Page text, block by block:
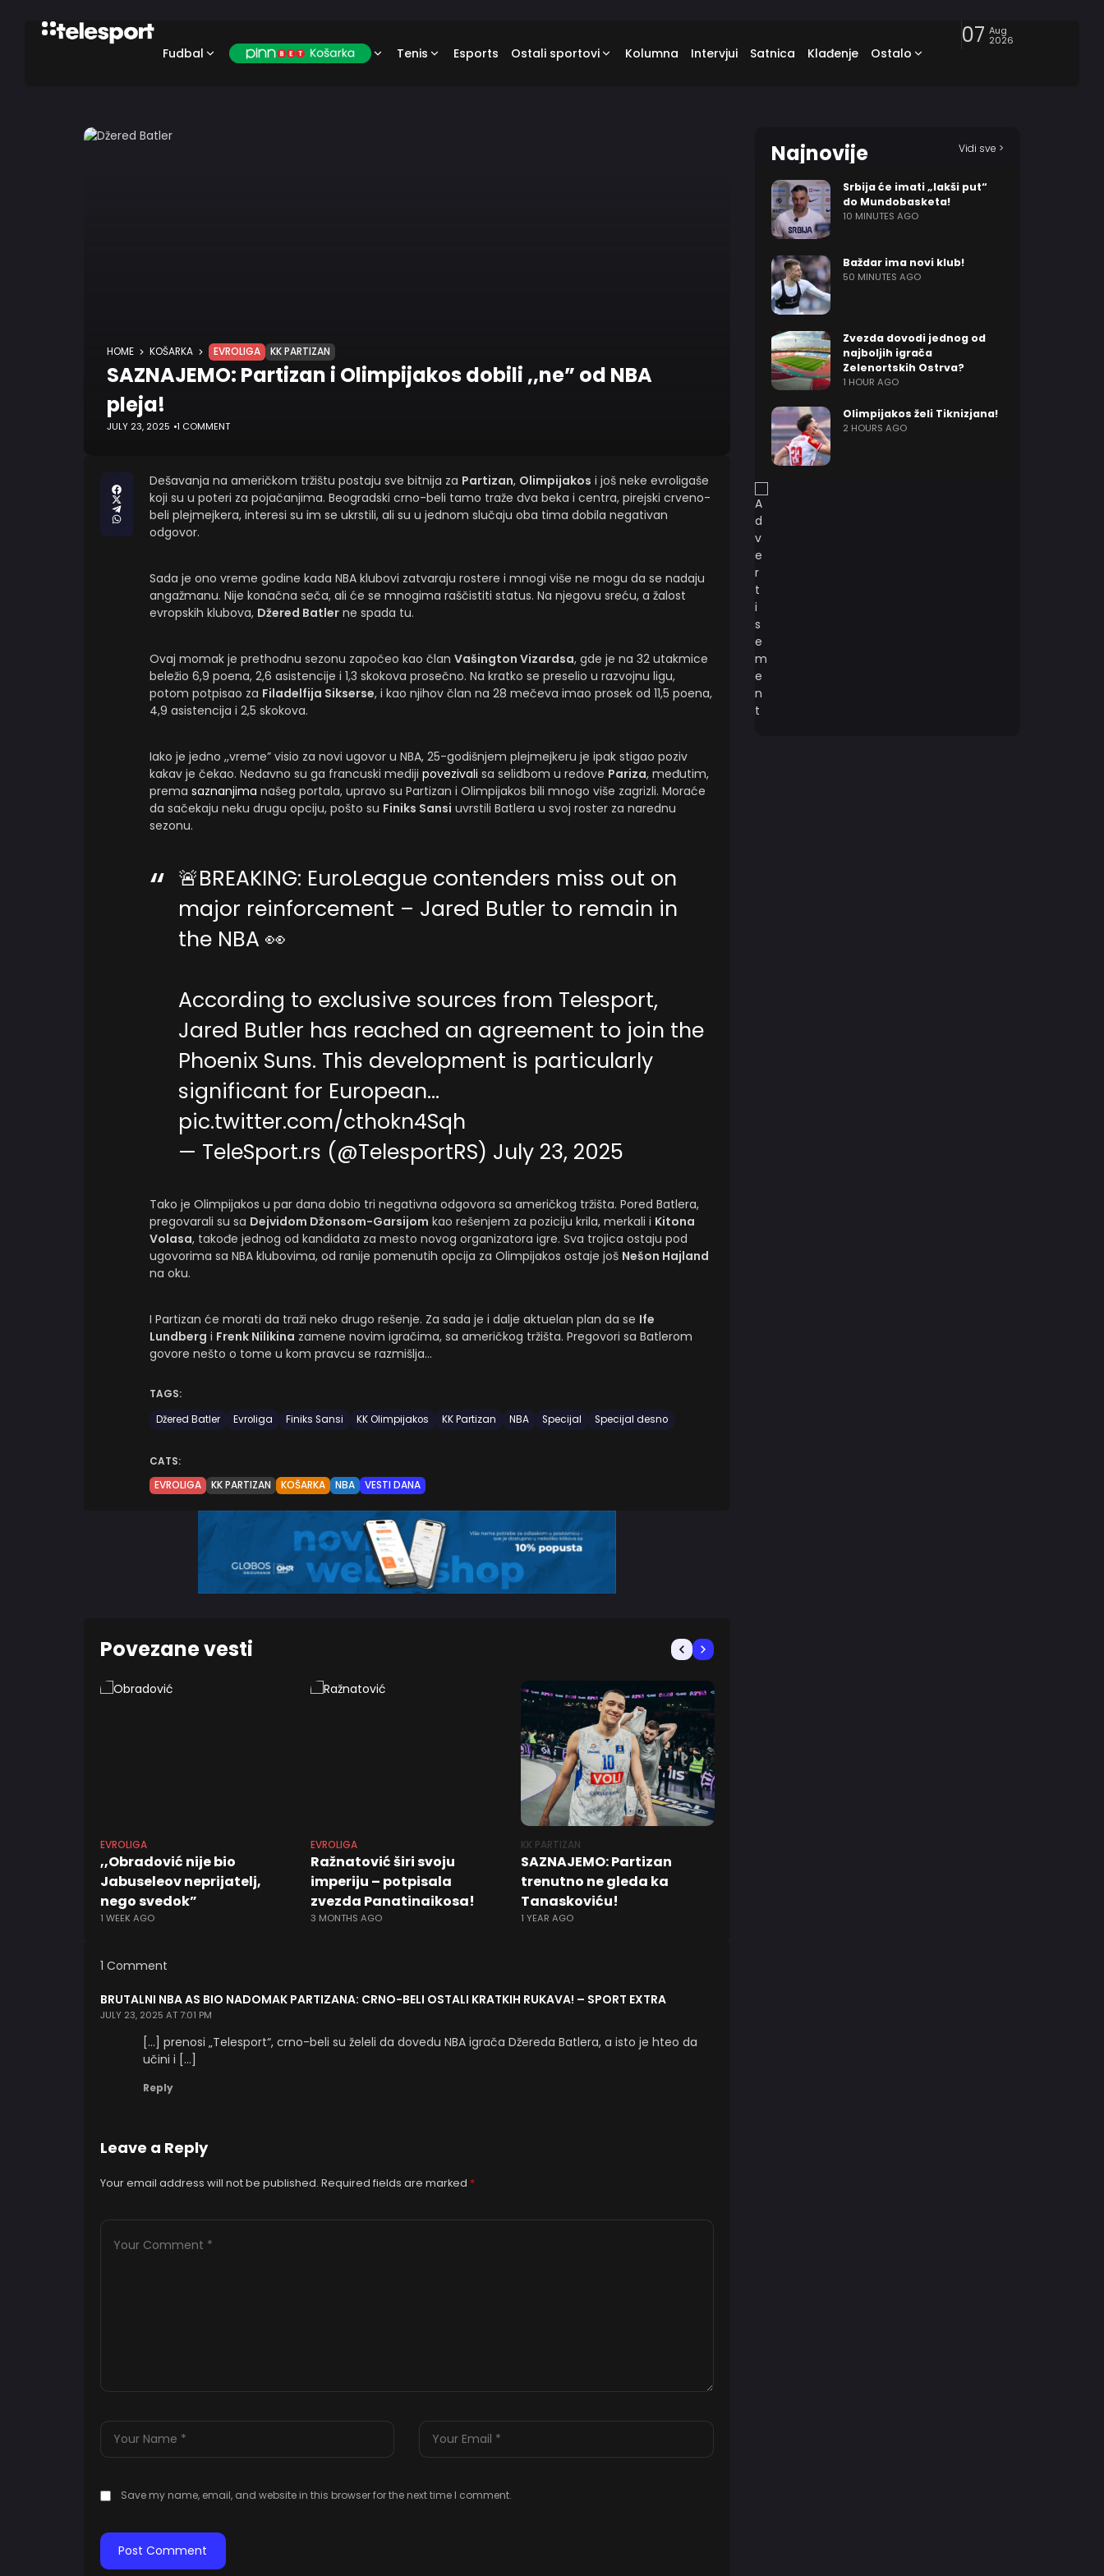
Fudbal Tenis Esports Ostali sportovi Kolumna Intervjui Satnica Klađenje Ostalo
07 Aug
2026
HOME KOŠARKA EVROLIGA KK PARTIZAN
SAZNAJEMO: Partizan i Olimpijakos dobili ,,ne” od NBA
pleja!
JULY 23, 2025 1 COMMENT
Dešavanja na američkom tržištu postaju sve bitnija za Partizan, Olimpijakos i još neke evroligaše
koji su u poteri za pojačanjima. Beogradski crno-beli tamo traže dva beka i centra, pirejski crveno-
beli plejmejkera, interesi su im se ukrstili, ali su u jednom slučaju oba tima dobila negativan
odgovor.
Sada je ono vreme godine kada NBA klubovi zatvaraju rostere i mnogi više ne mogu da se nadaju
angažmanu. Nije konačna seča, ali će se mnogima raščistiti status. Na njegovu sreću, a žalost
evropskih klubova, Džered Batler ne spada tu.
Ovaj momak je prethodnu sezonu započeo kao član Vašington Vizardsa, gde je na 32 utakmice
beležio 6,9 poena, 2,6 asistencije i 1,3 skokova prosečno. Na kratko se preselio u razvojnu ligu,
potom potpisao za Filadelfija Sikserse, i kao njihov član na 28 mečeva imao prosek od 11,5 poena,
4,9 asistencija i 2,5 skokova.
Iako je jedno ,,vreme” visio za novi ugovor u NBA, 25-godišnjem plejmejkeru je ipak stigao poziv
kakav je čekao. Nedavno su ga francuski mediji povezivali sa selidbom u redove Pariza, međutim,
prema saznanjima našeg portala, upravo su Partizan i Olimpijakos bili mnogo više zagrizli. Moraće
da sačekaju neku drugu opciju, pošto su Finiks Sansi uvrstili Batlera u svoj roster za narednu
sezonu.
🚨BREAKING: EuroLeague contenders miss out on
major reinforcement – Jared Butler to remain in
the NBA 👀
According to exclusive sources from Telesport,
Jared Butler has reached an agreement to join the
Phoenix Suns. This development is particularly
significant for European…
pic.twitter.com/cthokn4Sqh
— TeleSport.rs (@TelesportRS) July 23, 2025
Tako je Olimpijakos u par dana dobio tri negativna odgovora sa američkog tržišta. Pored Batlera,
pregovarali su sa Dejvidom Džonsom-Garsijom kao rešenjem za poziciju krila, merkali i Kitona
Volasa, takođe jednog od kandidata za mesto novog organizatora igre. Sva trojica ostaju pod
ugovorima sa NBA klubovima, od ranije pomenutih opcija za Olimpijakos ostaje još Nešon Hajland
na oku.
I Partizan će morati da traži neko drugo rešenje. Za sada je i dalje aktuelan plan da se Ife
Lundberg i Frenk Nilikina zamene novim igračima, sa američkog tržišta. Pregovori sa Batlerom
govore nešto o tome u kom pravcu se razmišlja…
TAGS:
Džered Batler
Evroliga Finiks Sansi KK Olimpijakos KK Partizan NBA Specijal Specijal desno
CATS:
EVROLIGA
KK PARTIZAN KOŠARKA NBA VESTI DANA
Povezane vesti
EVROLIGA
,,Obradović nije bio
Jabuseleov neprijatelj,
nego svedok”
1 WEEK AGO
EVROLIGA
Ražnatović širi svoju
imperiju – potpisala
zvezda Panatinaikosa!
3 MONTHS AGO
KK PARTIZAN
SAZNAJEMO: Partizan
trenutno ne gleda ka
Tanaskoviću!
1 YEAR AGO
1 Comment
BRUTALNI NBA AS BIO NADOMAK PARTIZANA: CRNO-BELI OSTALI KRATKIH RUKAVA! – SPORT EXTRA
JULY 23, 2025 AT 7:01 PM
[…] prenosi „Telesport“, crno-beli su želeli da dovedu NBA igrača Džereda Batlera, a isto je hteo da
učini i […]
Reply
Leave a Reply
Your email address will not be published. Required fields are marked *
Save my name, email, and website in this browser for the next time I comment.
Najnovije Vidi sve >
Srbija će imati „lakši put“
do Mundobasketa!
10 MINUTES AGO
Baždar ima novi klub!
50 MINUTES AGO
Zvezda dovodi jednog od
najboljih igrača
Zelenortskih Ostrva?
1 HOUR AGO
Olimpijakos želi Tiknizjana!
2 HOURS AGO